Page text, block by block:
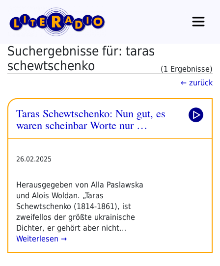
Inhalt
springen
Suchergebnisse für: taras
schewtschenko
(1 Ergebnisse)
← zurück
Taras Schewtschenko: Nun gut, es
waren scheinbar Worte nur …
26.02.2025
Herausgegeben von Alla Paslawska
und Alois Woldan. „Taras
Schewtschenko (1814-1861), ist
zweifellos der größte ukrainische
Dichter, er gehört aber nicht…
Weiterlesen →